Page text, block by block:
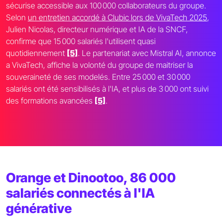
sécurise accessible aux 100 000 collaborateurs du groupe.
Selon un entretien accordé à Clubic lors de VivaTech 2025,
Julien Nicolas, directeur numérique et IA de la SNCF,
confirme que 15 000 salariés l'utilisent quasi
quotidiennement [5] . Le partenariat avec Mistral AI, annonce
a VivaTech, affiche la volonté du groupe de maitriser la
souveraineté de ses modelés. Entre 25 000 et 30 000
salariés ont été sensibilisés à l'IA, et plus de 3 000 ont suivi
des formations avancées [5] .
Orange et Dinootoo, 86 000
salariés connectés à l'IA
générative